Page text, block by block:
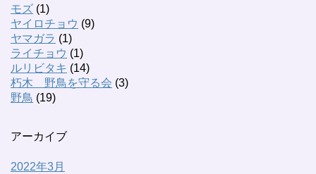
モズ (1)
ヤイロチョウ (9)
ヤマガラ (1)
ライチョウ (1)
ルリビタキ (14)
朽木 野鳥を守る会 (3)
野鳥 (19)
アーカイブ
2022年3月